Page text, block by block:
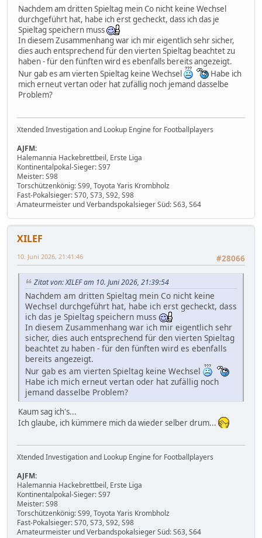
Nachdem am dritten Spieltag mein Co nicht keine Wechsel
durchgeführt hat, habe ich erst gecheckt, dass ich das je
Spieltag speichern muss
In diesem Zusammenhang war ich mir eigentlich sehr sicher,
dies auch entsprechend für den vierten Spieltag beachtet zu
haben - für den fünften wird es ebenfalls bereits angezeigt.
Nur gab es am vierten Spieltag keine Wechsel
Habe ich
mich erneut vertan oder hat zufällig noch jemand dasselbe
Problem?
Xtended Investigation and Lookup Engine for Footballplayers
AJFM:
Halemannia Hackebrettbeil, Erste Liga
Kontinentalpokal-Sieger: S97
Meister: S98
Torschützenkönig: S99, Toyota Yaris Krombholz
Fast-Pokalsieger: S70, S73, S92, S98
Amateurmeister und Verbandspokalsieger Süd: S63, S64
XILEF
#28066
10. Juni 2026, 21:41:46
Zitat von: XILEF am 10. Juni 2026, 21:39:54
Nachdem am dritten Spieltag mein Co nicht keine
Wechsel durchgeführt hat, habe ich erst gecheckt, dass
ich das je Spieltag speichern muss
In diesem Zusammenhang war ich mir eigentlich sehr
sicher, dies auch entsprechend für den vierten Spieltag
beachtet zu haben - für den fünften wird es ebenfalls
bereits angezeigt.
Nur gab es am vierten Spieltag keine Wechsel
Habe ich mich erneut vertan oder hat zufällig noch
jemand dasselbe Problem?
Kaum sag ich's...
Ich glaube, ich kümmere mich da wieder selber drum...
Xtended Investigation and Lookup Engine for Footballplayers
AJFM:
Halemannia Hackebrettbeil, Erste Liga
Kontinentalpokal-Sieger: S97
Meister: S98
Torschützenkönig: S99, Toyota Yaris Krombholz
Fast-Pokalsieger: S70, S73, S92, S98
Amateurmeister und Verbandspokalsieger Süd: S63, S64